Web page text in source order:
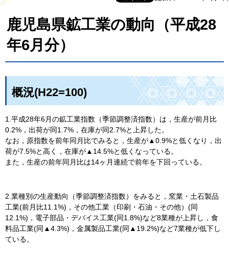
鹿児島県鉱工業の動向（平成28
年6月分）
概況(H22=100)
1.平成28年6月の鉱工業指数（季節調整済指数）は，生産が前月比
0.2%，出荷が同1.7%，在庫が同2.7%と上昇した。
なお，原指数を前年同月比でみると，生産が▲0.9%と低くなり，出
荷が7.5%と高く，在庫が▲14.5%と低くなっている。
また，生産の前年同月比は14ヶ月連続で前年を下回っている。
2.業種別の生産動向（季節調整済指数）をみると，窯業・土石製品
工業(前月比11.1%)，その他工業（印刷・石油・その他）(同
12.1%)，電子部品・デバイス工業(同1.8%)など8業種が上昇し，食
料品工業(同▲4.3%)，金属製品工業(同▲19.2%)など7業種が低下し
ている。